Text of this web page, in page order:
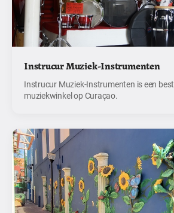
Instrucur Muziek-Instrumenten
Instrucur Muziek-Instrumenten is een
muziekwinkel op Curaçao.